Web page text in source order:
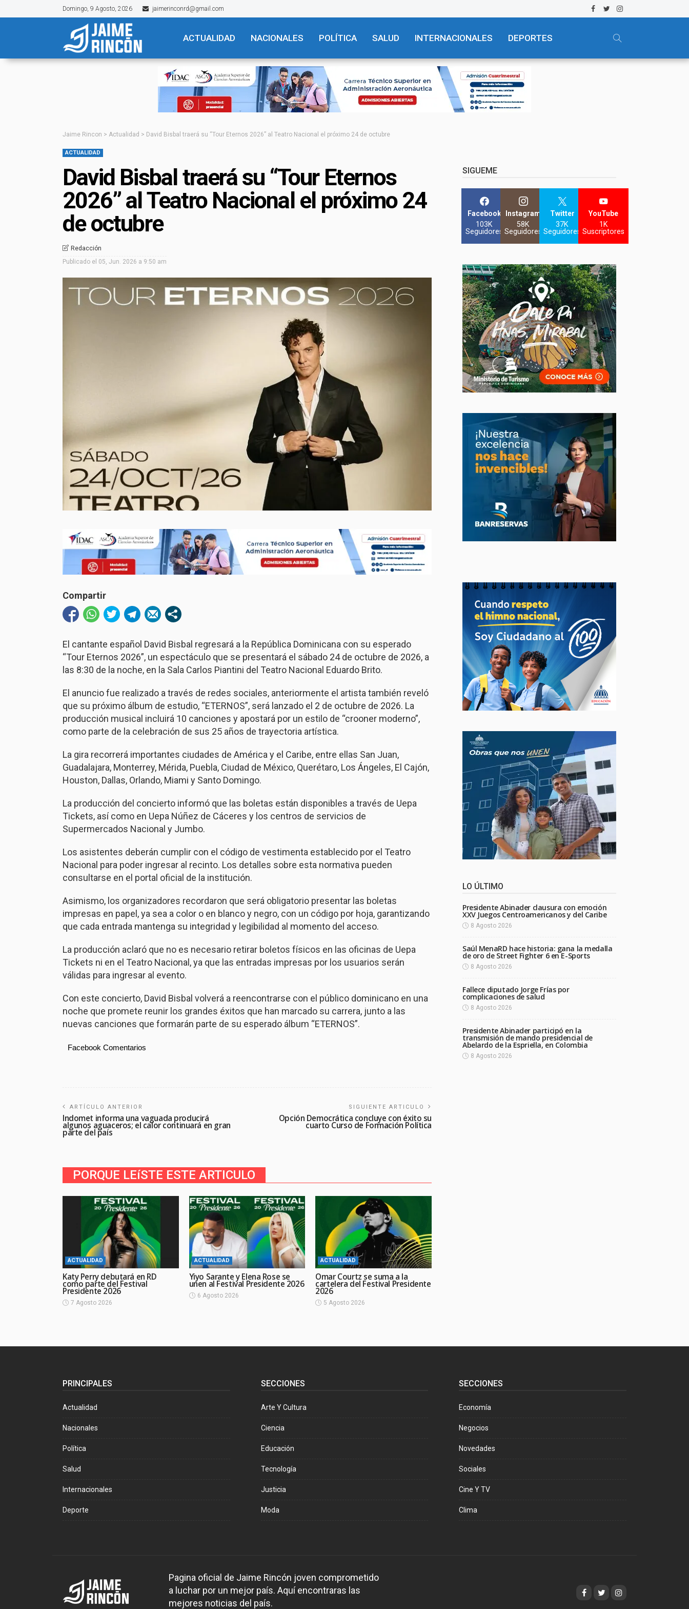
Domingo, 9 Agosto, 2026 jaimerinconrd@gmail.com
ACTUALIDAD NACIONALES POLÍTICA SALUD INTERNACIONALES DEPORTES
Jaime Rincon > Actualidad > David Bisbal traerá su “Tour Eternos 2026” al Teatro Nacional el próximo 24 de octubre
ACTUALIDAD
David Bisbal traerá su “Tour Eternos
2026” al Teatro Nacional el próximo 24
de octubre
Redacción
Publicado el 05, Jun. 2026 a 9:50 am
Compartir
El cantante español David Bisbal regresará a la República Dominicana con su esperado
“Tour Eternos 2026”, un espectáculo que se presentará el sábado 24 de octubre de 2026, a
las 8:30 de la noche, en la Sala Carlos Piantini del Teatro Nacional Eduardo Brito.
El anuncio fue realizado a través de redes sociales, anteriormente el artista también reveló
que su próximo álbum de estudio, “ETERNOS”, será lanzado el 2 de octubre de 2026. La
producción musical incluirá 10 canciones y apostará por un estilo de “crooner moderno”,
como parte de la celebración de sus 25 años de trayectoria artística.
La gira recorrerá importantes ciudades de América y el Caribe, entre ellas San Juan,
Guadalajara, Monterrey, Mérida, Puebla, Ciudad de México, Querétaro, Los Ángeles, El Cajón,
Houston, Dallas, Orlando, Miami y Santo Domingo.
La producción del concierto informó que las boletas están disponibles a través de Uepa
Tickets, así como en Uepa Núñez de Cáceres y los centros de servicios de
Supermercados Nacional y Jumbo.
Los asistentes deberán cumplir con el código de vestimenta establecido por el Teatro
Nacional para poder ingresar al recinto. Los detalles sobre esta normativa pueden
consultarse en el portal oficial de la institución.
Asimismo, los organizadores recordaron que será obligatorio presentar las boletas
impresas en papel, ya sea a color o en blanco y negro, con un código por hoja, garantizando
que cada entrada mantenga su integridad y legibilidad al momento del acceso.
La producción aclaró que no es necesario retirar boletos físicos en las oficinas de Uepa
Tickets ni en el Teatro Nacional, ya que las entradas impresas por los usuarios serán
válidas para ingresar al evento.
Con este concierto, David Bisbal volverá a reencontrarse con el público dominicano en una
noche que promete reunir los grandes éxitos que han marcado su carrera, junto a las
nuevas canciones que formarán parte de su esperado álbum “ETERNOS”.
Facebook Comentarios
ARTÍCULO ANTERIOR
Indomet informa una vaguada producirá
algunos aguaceros; el calor continuará en gran
parte del país
SIGUIENTE ARTICULO
Opción Democrática concluye con éxito su
cuarto Curso de Formación Política
PORQUE LEíSTE ESTE ARTICULO
ACTUALIDAD
Katy Perry debutará en RD
como parte del Festival
Presidente 2026
7 Agosto 2026
ACTUALIDAD
Yiyo Sarante y Elena Rose se
unen al Festival Presidente 2026
6 Agosto 2026
ACTUALIDAD
Omar Courtz se suma a la
cartelera del Festival Presidente
2026
5 Agosto 2026
SIGUEME
Facebook
103K
Seguidores
Instagram
58K
Seguidores
Twitter
37K
Seguidores
YouTube
1K
Suscriptores
LO ÚLTIMO
Presidente Abinader clausura con emoción
XXV Juegos Centroamericanos y del Caribe
8 Agosto 2026
Saúl MenaRD hace historia: gana la medalla
de oro de Street Fighter 6 en E-Sports
8 Agosto 2026
Fallece diputado Jorge Frías por
complicaciones de salud
8 Agosto 2026
Presidente Abinader participó en la
transmisión de mando presidencial de
Abelardo de la Espriella, en Colombia
8 Agosto 2026
PRINCIPALES
Actualidad
Nacionales
Política
Salud
Internacionales
Deporte
SECCIONES
Arte Y Cultura
Ciencia
Educación
Tecnología
Justicia
Moda
SECCIONES
Economía
Negocios
Novedades
Sociales
Cine Y TV
Clima
Pagina oficial de Jaime Rincón joven comprometido
a luchar por un mejor país. Aquí encontraras las
mejores noticias del país.